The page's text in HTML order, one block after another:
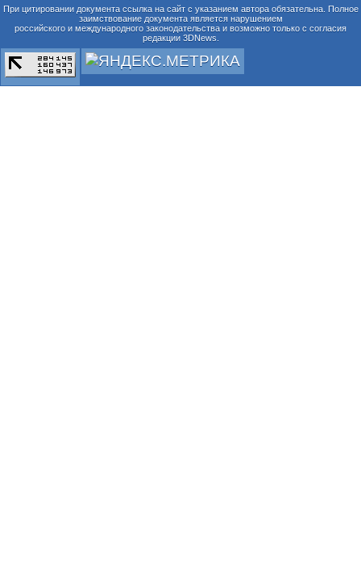
При цитировании документа ссылка на сайт с указанием автора обязательна. Полное
заимствование документа является нарушением
российского и международного законодательства и возможно только с согласия
редакции 3DNews.